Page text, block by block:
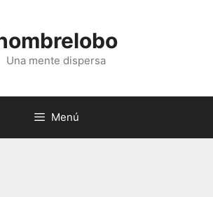
Una mente dispersa
Menú